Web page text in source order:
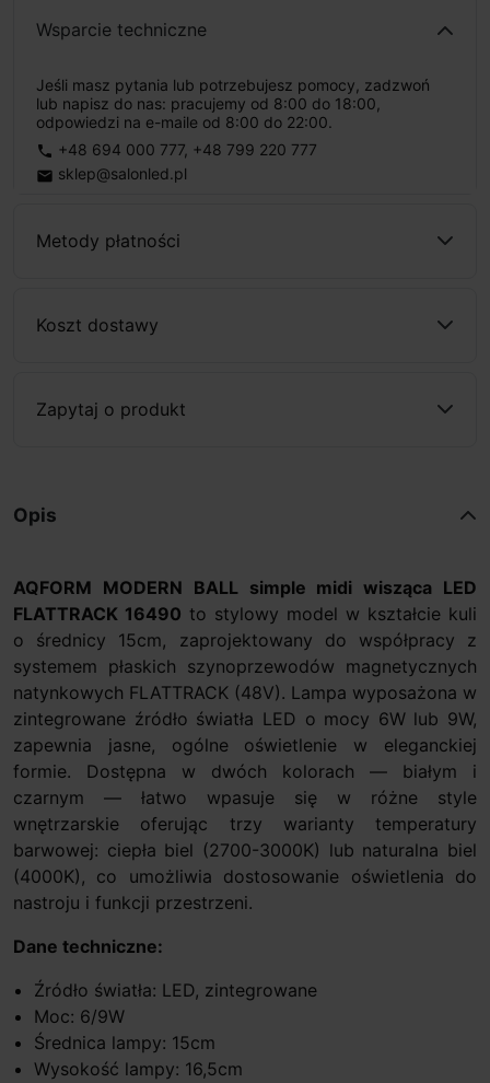
Wsparcie techniczne
Jeśli masz pytania lub potrzebujesz pomocy, zadzwoń
lub napisz do nas: pracujemy od 8:00 do 18:00,
odpowiedzi na e-maile od 8:00 do 22:00.
phone +48 694 000 777, +48 799 220 777
email sklep@salonled.pl
Metody płatności
Koszt dostawy
Zapytaj o produkt
Opis
AQFORM MODERN BALL simple midi wisząca LED
FLATTRACK 16490 to stylowy model w kształcie kuli
o średnicy 15cm, zaprojektowany do współpracy z
systemem płaskich szynoprzewodów magnetycznych
natynkowych FLATTRACK (48V). Lampa wyposażona w
zintegrowane źródło światła LED o mocy 6W lub 9W,
zapewnia jasne, ogólne oświetlenie w eleganckiej
formie. Dostępna w dwóch kolorach — białym i
czarnym — łatwo wpasuje się w różne style
wnętrzarskie oferując trzy warianty temperatury
barwowej: ciepła biel (2700-3000K) lub naturalna biel
(4000K), co umożliwia dostosowanie oświetlenia do
nastroju i funkcji przestrzeni.
Dane techniczne:
Źródło światła: LED, zintegrowane
Moc: 6/9W
Średnica lampy: 15cm
Wysokość lampy: 16,5cm